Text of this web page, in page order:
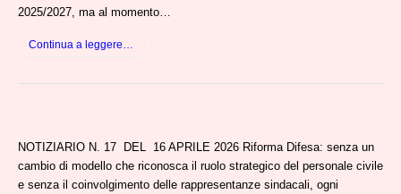
2025/2027, ma al momento…
Continua a leggere…
NOTIZIARIO N. 17 DEL 16 APRILE 2026 Riforma Difesa: senza un
cambio di modello che riconosca il ruolo strategico del personale civile
e senza il coinvolgimento delle rappresentanze sindacali, ogni